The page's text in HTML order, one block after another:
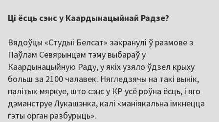
Ці ёсць сэнс у Каардынацыйнай Радзе?
Вядоўцы «Студыі Белсат» закранулі ў размове з
Паўлам Севярынцам тэму выбараў у
Каардынацыйную Раду, у якіх узяло ўдзел крыху
больш за 2100 чалавек. Нягледзячы на такі вынік,
палітык мяркуе, што сэнс у КР усё роўна ёсць, і яго
дэманструе Лукашэнка, калі «маніякальна імкнецца
гэты орган разбурыць».